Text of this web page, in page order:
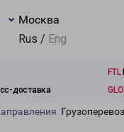
Москва
Rus / Eng
FTL
доставка